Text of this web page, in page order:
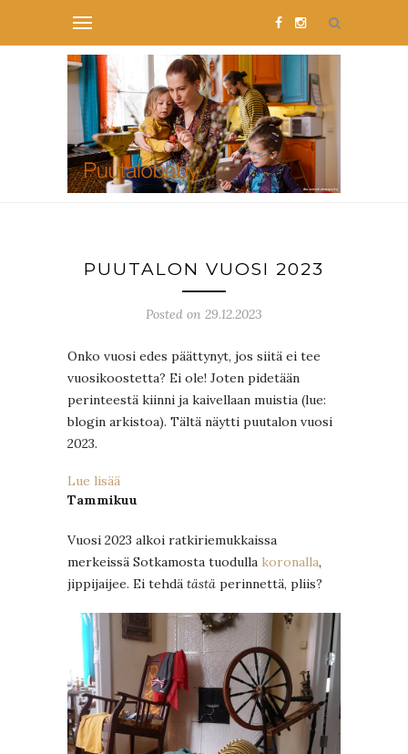
PUUTALON VUOSI 2023
Posted on 29.12.2023
Onko vuosi edes päättynyt, jos siitä ei tee
vuosikoostetta? Ei ole! Joten pidetään
perinteestä kiinni ja kaivellaan muistia (lue:
blogin arkistoa). Tältä näytti puutalon vuosi
2023.
Lue lisää
Puutalon
Tammikuu
Vuosi 2023 alkoi ratkiriemukkaissa
merkeissä Sotkamosta tuodulla koronalla,
jippijaijee. Ei tehdä tästä perinnettä, pliis?